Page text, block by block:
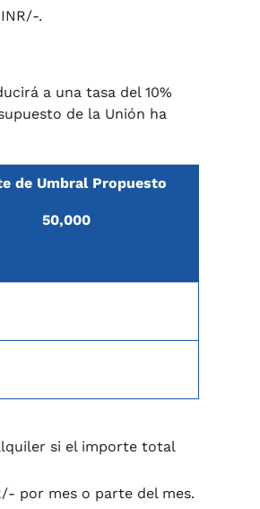
.
a una tasa del 10%
de la Unión ha
de Umbral Propuesto
50,000
si el importe total
por mes o parte del mes.